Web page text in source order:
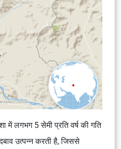
में लगभग 5 सेमी प्रति वर्ष की गति
उत्पन्न करती है, जिससे